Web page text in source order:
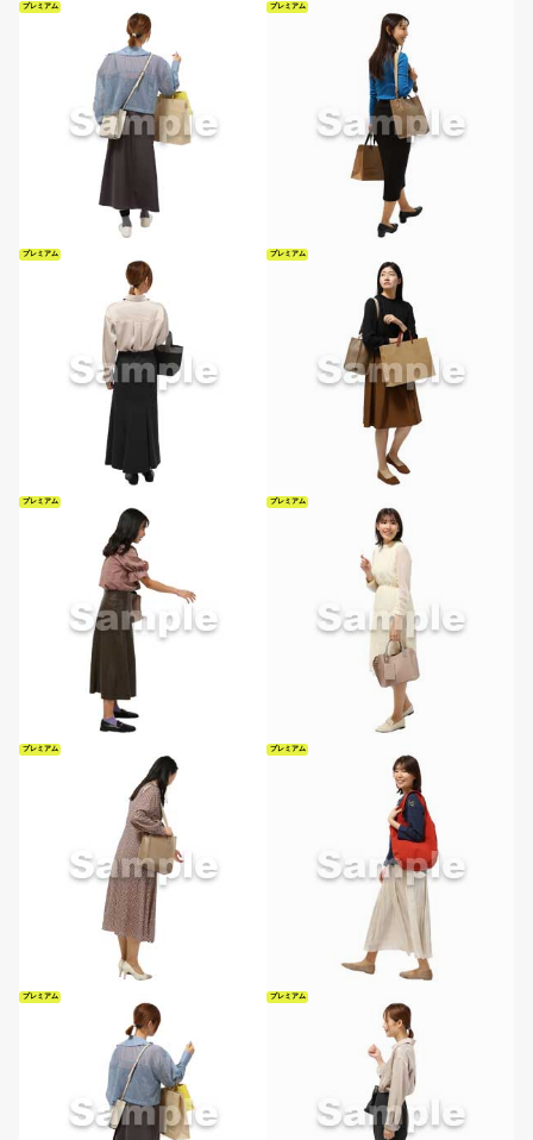
プレミアム プレミアム
プレミアム プレミアム
プレミアム プレミアム
プレミアム プレミアム
プレミアム プレミアム